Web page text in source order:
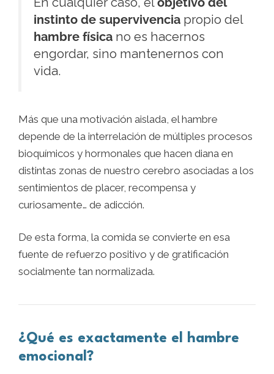
instinto de supervivencia propio del
hambre física no es hacernos
engordar, sino mantenernos con
vida.
Más que una motivación aislada, el hambre
depende de la interrelación de múltiples procesos
bioquímicos y hormonales que hacen diana en
distintas zonas de nuestro cerebro asociadas a los
sentimientos de placer, recompensa y
curiosamente… de adicción.
De esta forma, la comida se convierte en esa
fuente de refuerzo positivo y de gratificación
socialmente tan normalizada.
¿Qué es exactamente el hambre
emocional?